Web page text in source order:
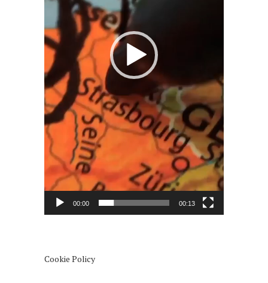
00:00 00:13
Cookie Policy